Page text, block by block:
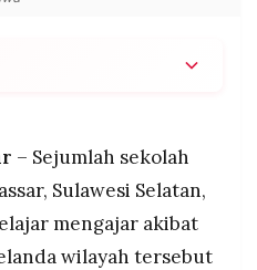
pagi hari
orang tua siswa.
untuk SD,
– Sejumlah sekolah
Sulawesi Selatan,
mengajar akibat
wilayah tersebut